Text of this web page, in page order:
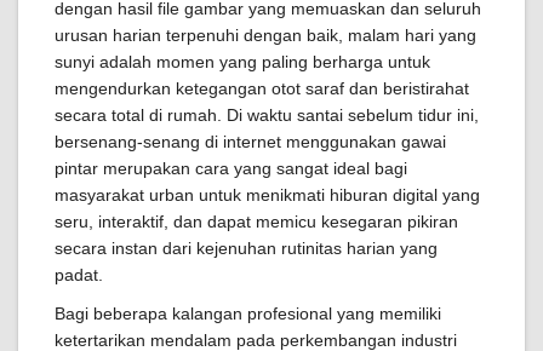
dengan hasil file gambar yang memuaskan dan seluruh
urusan harian terpenuhi dengan baik, malam hari yang
sunyi adalah momen yang paling berharga untuk
mengendurkan ketegangan otot saraf dan beristirahat
secara total di rumah. Di waktu santai sebelum tidur ini,
bersenang-senang di internet menggunakan gawai
pintar merupakan cara yang sangat ideal bagi
masyarakat urban untuk menikmati hiburan digital yang
seru, interaktif, dan dapat memicu kesegaran pikiran
secara instan dari kejenuhan rutinitas harian yang
padat.
Bagi beberapa kalangan profesional yang memiliki
ketertarikan mendalam pada perkembangan industri